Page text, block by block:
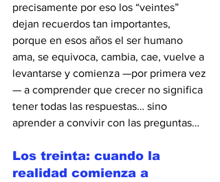
precisamente por eso los “veintes”
dejan recuerdos tan importantes,
porque en esos años el ser humano
ama, se equivoca, cambia, cae, vuelve a
levantarse y comienza —por primera vez
— a comprender que crecer no significa
tener todas las respuestas… sino
aprender a convivir con las preguntas…
Los treinta: cuando la
realidad comienza a